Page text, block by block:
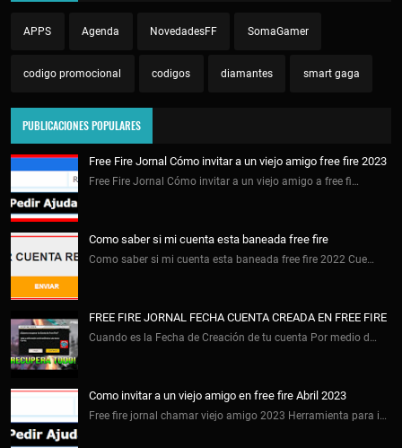
APPS Agenda NovedadesFF SomaGamer
codigo promocional codigos diamantes smart gaga
PUBLICACIONES POPULARES
Free Fire Jornal Cómo invitar a un viejo amigo free fire 2023
Free Fire Jornal Cómo invitar a un viejo amigo a free fi…
Como saber si mi cuenta esta baneada free fire
Como saber si mi cuenta esta baneada free fire 2022 Cue…
FREE FIRE JORNAL FECHA CUENTA CREADA EN FREE FIRE
Cuando es la Fecha de Creación de tu cuenta Por medio d…
Como invitar a un viejo amigo en free fire Abril 2023
Free fire jornal chamar viejo amigo 2023 Herramienta para i…